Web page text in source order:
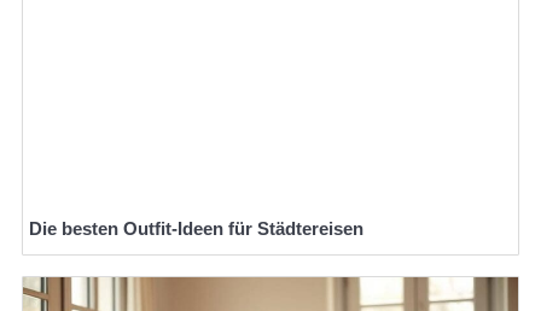
Die besten Outfit-Ideen für Städtereisen